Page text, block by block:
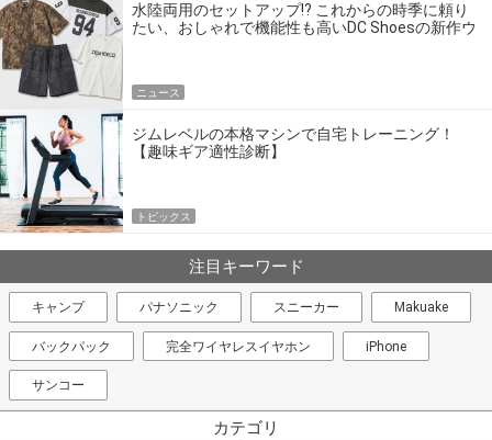
水陸両用のセットアップ!? これからの時季に頼り
たい、おしゃれで機能性も高いDC Shoesの新作ウ
ニュース
ジムレベルの本格マシンで自宅トレーニング！
【趣味ギア適性診断】
トピックス
注目キーワード
キャンプ パナソニック スニーカー Makuake
バックパック 完全ワイヤレスイヤホン iPhone
サンコー
カテゴリ